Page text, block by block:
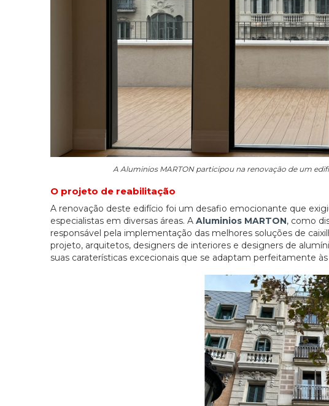
A Aluminios MARTON participou na renovação de um
O projeto de reabilitação
A renovação deste edifício foi um desafio emocionante que
especialistas em diversas áreas. A Aluminios MARTON, como
responsável pela implementação das melhores soluções de
projeto, arquitetos, designers de interiores e designers de
suas caraterísticas excecionais que se adaptam perfeitamente